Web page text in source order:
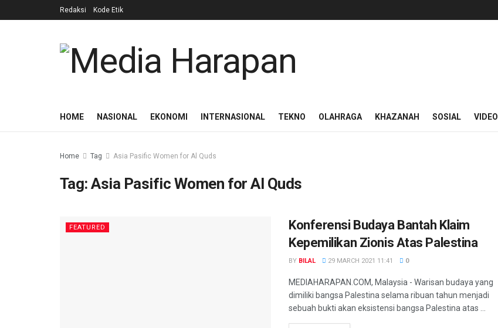
Redaksi Kode Etik
HOME NASIONAL EKONOMI INTERNASIONAL TEKNO OLAHRAGA KHAZANAH SOSIAL VIDEO
Home Tag Asia Pasific Women for Al Quds
Tag:Asia Pasific Women for Al Quds
FEATURED
Konferensi Budaya Bantah Klaim
Kepemilikan Zionis Atas Palestina
BY BILAL 29 MARCH 2021 11:41 0
MEDIAHARAPAN.COM, Malaysia - Warisan budaya yang
dimiliki bangsa Palestina selama ribuan tahun menjadi
sebuah bukti akan eksistensi bangsa Palestina atas ...